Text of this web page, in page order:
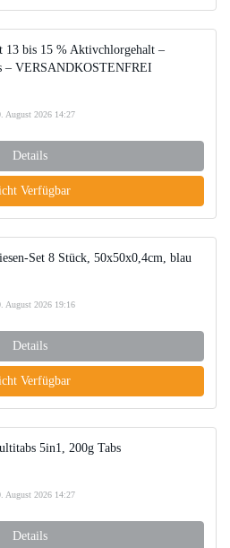
bis 15 % Aktivchlorgehalt –
– VERSANDKOSTENFREI
August 2026 14:27
Details
Verfügbar
Set 8 Stück, 50x50x0,4cm, blau
August 2026 19:16
Details
Verfügbar
5in1, 200g Tabs
August 2026 14:27
Details